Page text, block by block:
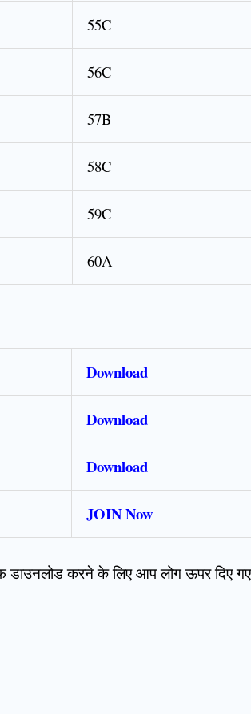
55C
56C
57B
58C
59C
60A
Download
Download
Download
JOIN Now
करने के लिए आप लोग ऊपर दिए